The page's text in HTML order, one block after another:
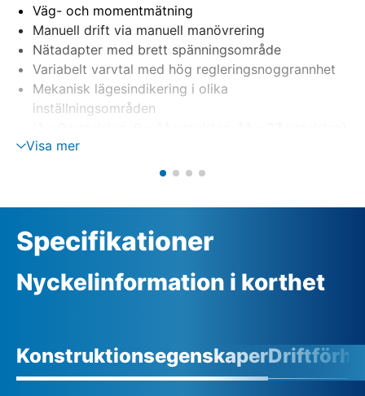
Väg- och momentmätning
Manuell drift via manuell manövrering
Nätadapter med brett spänningsområde
Variabelt varvtal med hög regleringsnoggrannhet
Mekanisk lägesindikering i olika
inställningsområden
Visa mer
Specifikationer
Nyckelinformation i korthet
Konstruktionsegenskaper